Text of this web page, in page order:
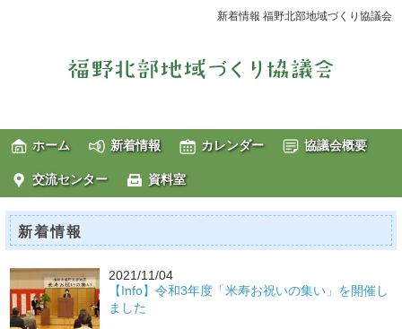
新着情報 福野北部地域づくり協議会
ホーム 新着情報 カレンダー 協議会概要
交流センター 資料室
新着情報
2021/11/04
【Info】令和3年度「米寿お祝いの集い」を開催し
ました